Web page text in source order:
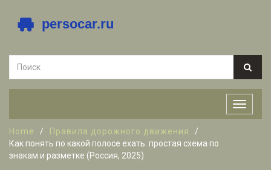
Home
Правила дорожного движения
Как понять по какой полосе ехать: простая схема по
знакам и разметке (Россия, 2025)